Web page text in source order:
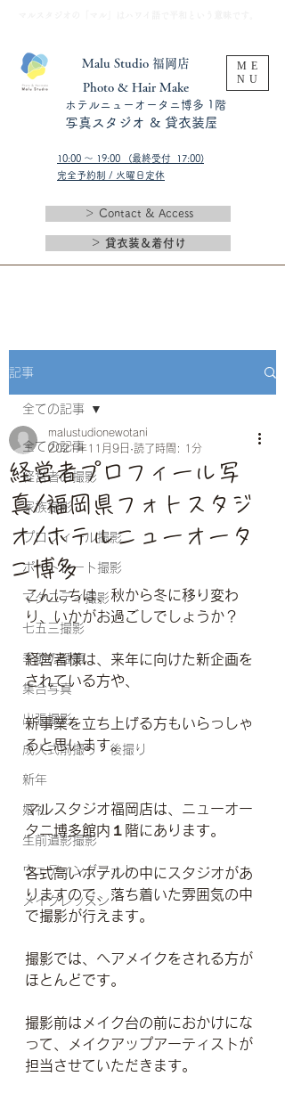
Malu Studio 福岡店
＞ Contact & Access
ME
NU
10:00 〜 19:00 (最終受付 17:00)​
完全予約制 / 火曜日定休
​Photo & Hair Make
​ホテルニューオータニ博多 1階
​写真スタジオ & 貸衣装屋
＞ 貸衣装＆着付け
記事
全ての記事
経営者の撮影
家族撮影
プロフィール撮影
ポートレート撮影
マタニティ撮影
七五三撮影
季節の話題
集合写真
出張撮影
成人式前撮り・後撮り
新年
婚礼
生前遺影撮影
ウェディングフォト
メイクレッスン
全ての記事
経営者プロフィール写
真/福岡県フォトスタジ
オ/ホテルニューオータ
ニ博多
malustudionewotani
2021年11月9日 読了時間: 1分
こんにちは、秋から冬に移り変わ
り、いかがお過ごしでしょうか？
経営者様は、来年に向けた新企画を
されている方や、
新事業を立ち上げる方もいらっしゃ
ると思います。
マルスタジオ福岡店は、ニューオー
タニ博多館内１階にあります。
各式高いホテルの中にスタジオがあ
りますので、落ち着いた雰囲気の中
で撮影が行えます。
撮影では、ヘアメイクをされる方が
ほとんどです。
撮影前はメイク台の前におかけにな
って、メイクアップアーティストが
担当させていただきます。